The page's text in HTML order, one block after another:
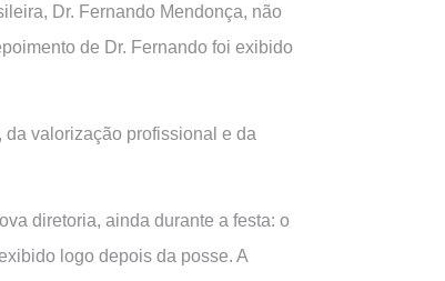
Dr. Fernando Mendonça, não
de Dr. Fernando foi exibido
valorização profissional e da
diretoria, ainda durante a festa: o
logo depois da posse. A